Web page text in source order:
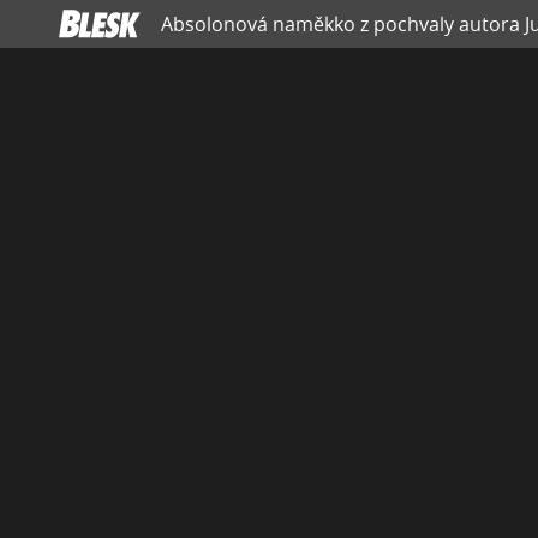
Absolonová naměkko z pochvaly autora